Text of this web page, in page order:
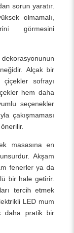
sorun yaratır.
olmamalı,
görmesini
Alçak bir
sofrayı
hem daha
seçenekler
çakışmaması
masasına en
Akşam
fenerler ya da
bir hale getirir.
tercih etmek
LED mum
daha pratik bir